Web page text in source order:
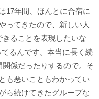
17年間、ほんとに合宿に
ってきたので、新しい人
きることを表現したいな
るんです。本当に長く続
係だったりするので。そ
も悪いこともわかってい
ら続けてきたグループな